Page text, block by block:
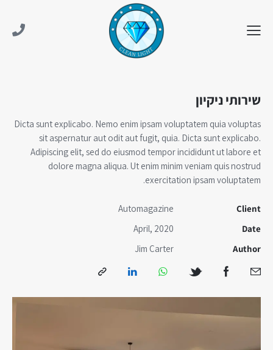
שירותי ניקיון
Dicta sunt explicabo. Nemo enim ipsam voluptatem quia voluptas
sit aspernatur aut odit aut fugit, quia. Dicta sunt explicabo.
Adipiscing elit, sed do eiusmod tempor incididunt ut labore et
dolore magna aliqua. Ut enim minim veniam quis nostrud
exercitation ipsam voluptatem.
Client
Automagazine
Date
April, 2020
Author
Jim Carter